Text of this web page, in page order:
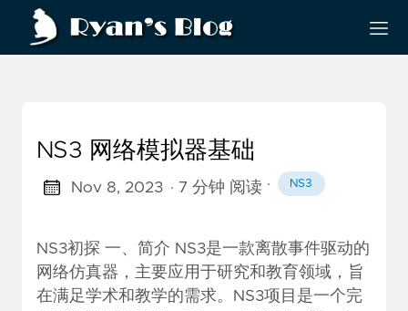
NS3 网络模拟器基础
Nov 8, 2023 · 7 分钟 阅读 · NS3
NS3初探 一、简介 NS3是一款离散事件驱动的
网络仿真器，主要应用于研究和教育领域，旨
在满足学术和教学的需求。NS3项目是一个完